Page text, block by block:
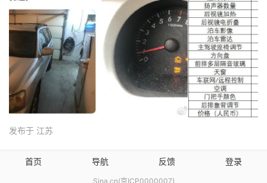
发布于 江苏
首页 导航 反馈 登录
Sina.cn(京ICP0000007)